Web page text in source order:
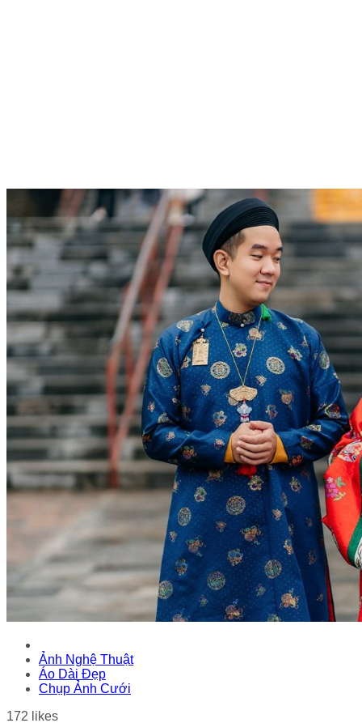
Ảnh Nghệ Thuật
Áo Dài Đẹp
Chụp Ảnh Cưới
172 likes